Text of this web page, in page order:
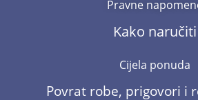
i
Pravne
Kako naručiti
Cijela ponuda
Povrat robe, prigovori i